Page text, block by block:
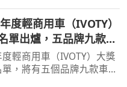
一個充電站哪。
度輕商用車（IVOTY）
單出爐，五品牌九款車
利
輕商用車（IVOTY）大獎
，將有五個品牌九款車型